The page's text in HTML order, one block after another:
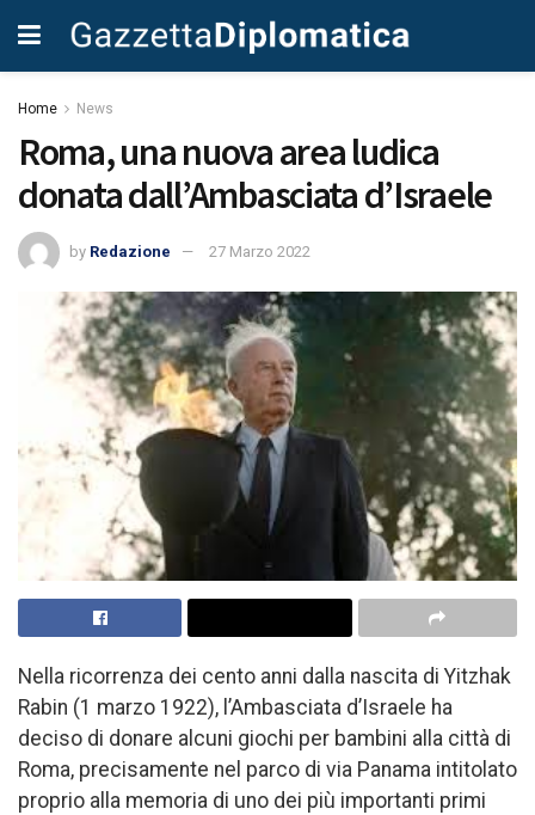
Home News
Roma, una nuova area ludica
donata dall’Ambasciata d’Israele
by Redazione 27 Marzo 2022
Nella ricorrenza dei cento anni dalla nascita di Yitzhak
Rabin (1 marzo 1922), l’Ambasciata d’Israele ha
deciso di donare alcuni giochi per bambini alla città di
Roma, precisamente nel parco di via Panama intitolato
proprio alla memoria di uno dei più importanti primi